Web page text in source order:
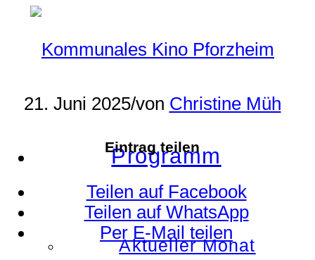
Programm
Aktueller Monat
21. Juni 2025/von Christine Müh
Eintrag teilen
Teilen auf Facebook
Teilen auf WhatsApp
Per E-Mail teilen